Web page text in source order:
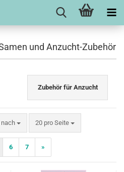
und Anzucht-Zubehör
Zubehör für Anzucht
20 pro Seite
pro Seite
6 7 »